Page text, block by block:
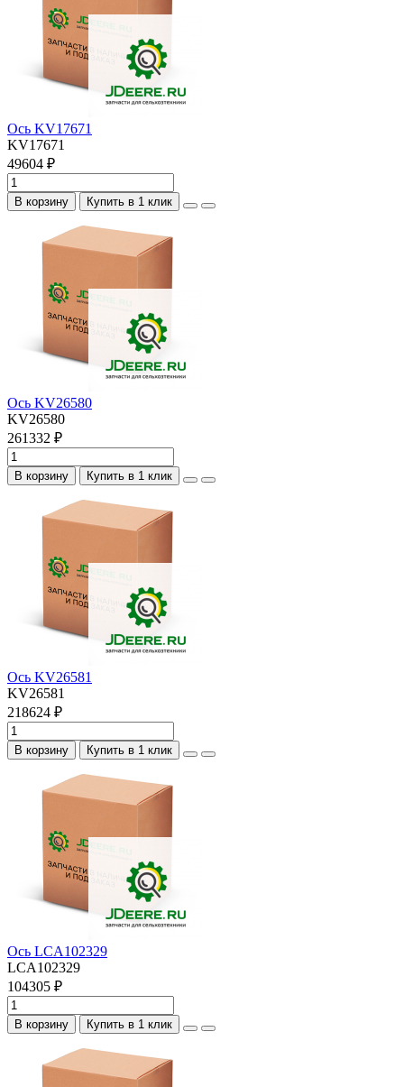
Ось KV17671
KV17671
49604 ₽
В корзину Купить в 1 клик
Ось KV26580
KV26580
261332 ₽
В корзину Купить в 1 клик
Ось KV26581
KV26581
218624 ₽
В корзину Купить в 1 клик
Ось LCA102329
LCA102329
104305 ₽
В корзину Купить в 1 клик